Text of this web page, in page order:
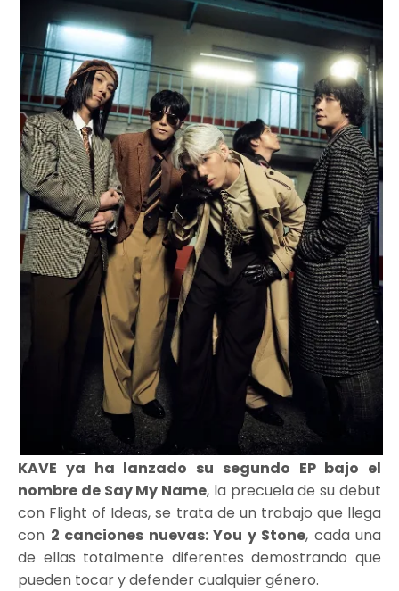
KAVE ya ha lanzado su segundo EP bajo el
nombre de Say My Name, la precuela de su debut
con Flight of Ideas, se trata de un trabajo que llega
con 2 canciones nuevas: You y Stone, cada una
de ellas totalmente diferentes demostrando que
pueden tocar y defender cualquier género.